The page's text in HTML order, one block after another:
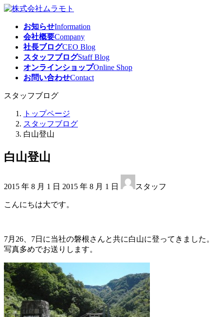
コ
プ
ナ
動
お知らせInformation
会社概要Company
社長ブログCEO Blog
スタッフブログStaff Blog
オンラインショップOnline Shop
お問い合わせContact
スタッフブログ
トップページ
スタッフブログ
白山登山
白山登山
2015 年 8 月 1 日 終
新
:
2015 年 8 月 1 日 スタッフ
こんにちは大です。
7月26、7日に当社の磐根さんと共に白山に登ってきました。
写真多めでお送りします。